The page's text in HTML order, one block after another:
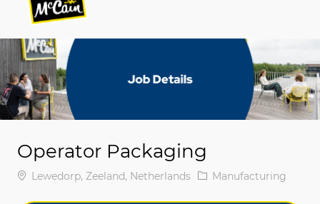
-
-
Operator Packaging
Location
Lewedorp, Zeeland, Netherlands Category
Manufacturing